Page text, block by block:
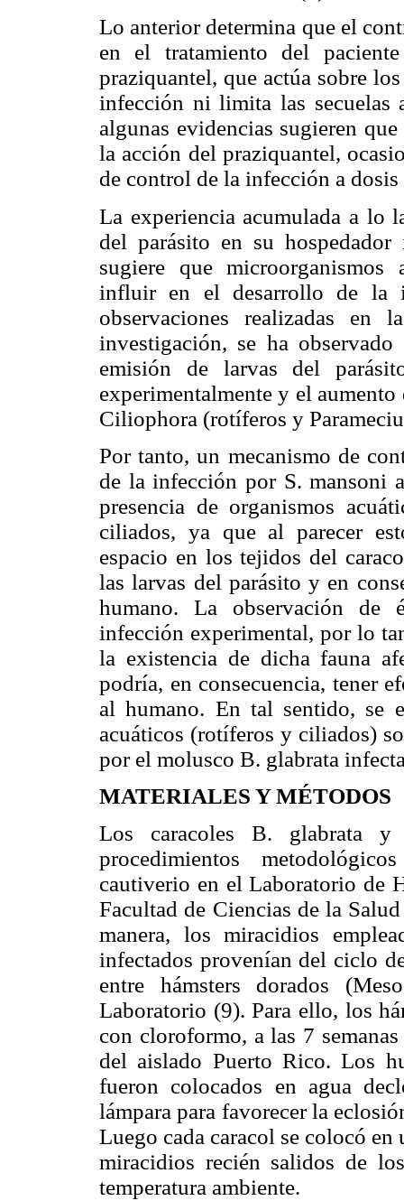
Lo anterior determina que el
en el tratamiento del
praziquantel, que actúa sobre
infección ni limita las secuelas
algunas evidencias sugieren
la acción del praziquantel,
de control de la infección a
La experiencia acumulada a lo
del parásito en su
sugiere que microorganismos
influir en el desarrollo de la
observaciones realizadas
investigación, se ha
emisión de larvas del
experimentalmente y el
Ciliophora (rotíferos y
Por tanto, un mecanismo de
de la infección por S. mansoni
presencia de organismos
ciliados, ya que al parecer
espacio en los tejidos del
las larvas del parásito y en
humano. La observación de
infección experimental, por lo
la existencia de dicha fauna
podría, en consecuencia, tener
al humano. En tal sentido, se
acuáticos (rotíferos y ciliados)
por el molusco B. glabrata
MATERIALES Y MÉTODOS
Los caracoles B. glabrata y
procedimientos
cautiverio en el Laboratorio de
Facultad de Ciencias de la
manera, los miracidios
infectados provenían del ciclo
entre hámsters dorados
Laboratorio (9). Para ello, los
con cloroformo, a las 7
del aislado Puerto Rico. Los
fueron colocados en agua
lámpara para favorecer la
Luego cada caracol se colocó
miracidios recién salidos de
temperatura ambiente.